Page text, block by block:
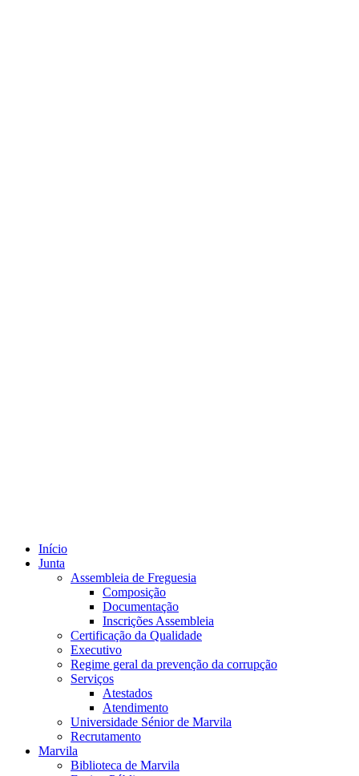
Início
Junta
Assembleia de Freguesia
Composição
Documentação
Inscrições Assembleia
Certificação da Qualidade
Executivo
Regime geral da prevenção da corrupção
Serviços
Atestados
Atendimento
Universidade Sénior de Marvila
Recrutamento
Marvila
Biblioteca de Marvila